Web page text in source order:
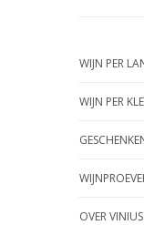
WIJN PER
WIJN PER
OVER VINIUS